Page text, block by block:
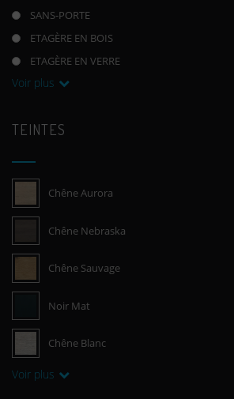
SANS-PORTE
ETAGÈRE EN BOIS
ETAGÈRE EN VERRE
Voir plus
TEINTES
Chêne Aurora
Chêne Nebraska
Chêne Sauvage
Noir Mat
Chêne Blanc
Voir plus